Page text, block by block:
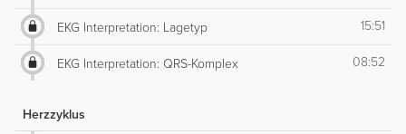
EKG Interpretation: Lagetyp 15:51
EKG Interpretation: QRS-Komplex 08:52
Herzzyklus